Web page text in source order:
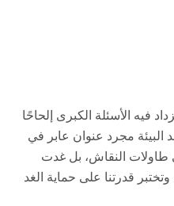
فيه الأسئلة الكبرى إلحاحًا
البيئة مجرد عنوان عابر في
طاولات النقاش، بل غدت
قدرتنا على حماية الغد